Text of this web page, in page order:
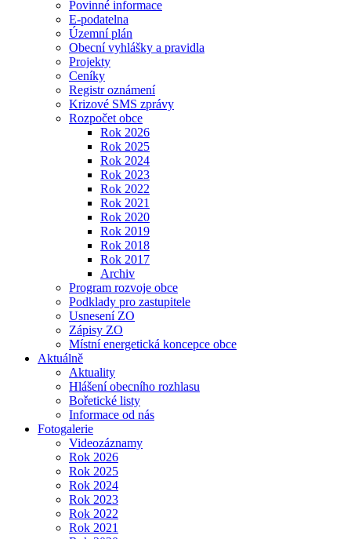
Povinné informace
E-podatelna
Územní plán
Obecní vyhlášky a pravidla
Projekty
Ceníky
Registr oznámení
Krizové SMS zprávy
Rozpočet obce
Rok 2026
Rok 2025
Rok 2024
Rok 2023
Rok 2022
Rok 2021
Rok 2020
Rok 2019
Rok 2018
Rok 2017
Archiv
Program rozvoje obce
Podklady pro zastupitele
Usnesení ZO
Zápisy ZO
Místní energetická koncepce obce
Aktuálně
Aktuality
Hlášení obecního rozhlasu
Bořetické listy
Informace od nás
Fotogalerie
Videozáznamy
Rok 2026
Rok 2025
Rok 2024
Rok 2023
Rok 2022
Rok 2021